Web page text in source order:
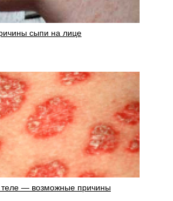
сыпи на лице
теле — возможные причины